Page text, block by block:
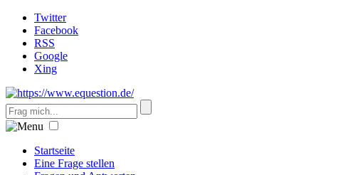
Twitter
Facebook
RSS
Google
Xing
Startseite
Eine Frage stellen